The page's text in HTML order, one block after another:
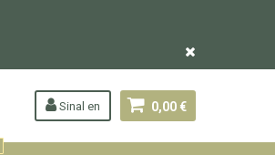
0,00 €
Sinal en